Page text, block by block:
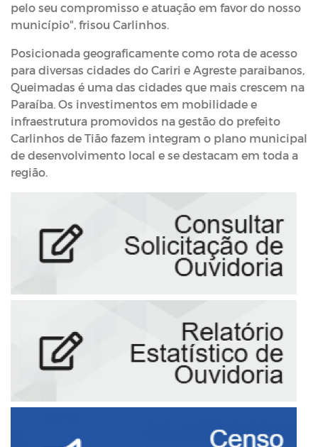
pelo seu compromisso e atuação em favor do nosso
município", frisou Carlinhos.
Posicionada geograficamente como rota de acesso
para diversas cidades do Cariri e Agreste paraibanos,
Queimadas é uma das cidades que mais crescem na
Paraíba. Os investimentos em mobilidade e
infraestrutura promovidos na gestão do prefeito
Carlinhos de Tião fazem integram o plano municipal
de desenvolvimento local e se destacam em toda a
região.